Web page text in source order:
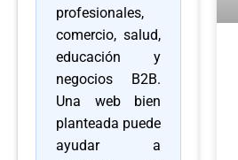
profesionales,
comercio, salud,
educación y
negocios B2B.
Una web bien
planteada puede
ayudar a